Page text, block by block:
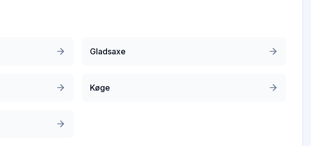
Gladsaxe
Køge